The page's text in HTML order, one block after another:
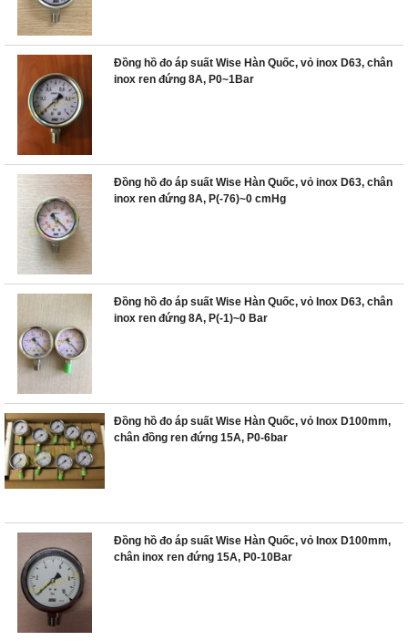
Đồng hồ đo áp suất Wise Hàn Quốc, vỏ inox D63, chân
inox ren đứng 8A, P0~1Bar
Đồng hồ đo áp suất Wise Hàn Quốc, vỏ inox D63, chân
inox ren đứng 8A, P(-76)~0 cmHg
Đồng hồ đo áp suất Wise Hàn Quốc, vỏ Inox D63, chân
inox ren đứng 8A, P(-1)~0 Bar
Đồng hồ đo áp suất Wise Hàn Quốc, vỏ Inox D100mm,
chân đồng ren đứng 15A, P0-6bar
Đồng hồ đo áp suất Wise Hàn Quốc, vỏ Inox D100mm,
chân inox ren đứng 15A, P0-10Bar